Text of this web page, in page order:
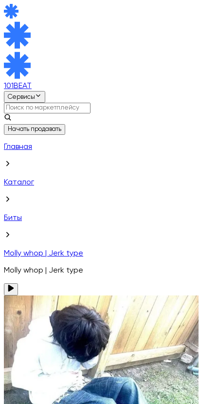
101BEAT
Сервисы
Начать продавать
Главная
Каталог
Биты
Molly whop | Jerk type
Molly whop | Jerk type